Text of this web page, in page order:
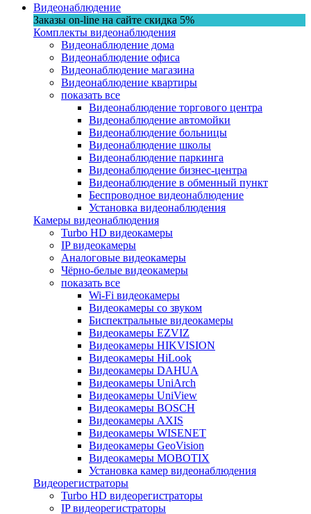
Видеонаблюдение
Заказы on-line на сaйте скидка 5%
Комплекты видеонаблюдения
Видеонаблюдение дома
Видеонаблюдение офиса
Видеонаблюдение магазина
Видеонаблюдение квартиры
показать все
Видеонаблюдение торгового центра
Видеонаблюдение автомойки
Видеонаблюдение больницы
Видеонаблюдение школы
Видеонаблюдение паркинга
Видеонаблюдение бизнес-центра
Видеонаблюдение в обменный пункт
Беспроводное видеонаблюдение
Установка видеонаблюдения
Камеры видеонаблюдения
Turbo HD видеокамеры
IP видеокамеры
Аналоговые видеокамеры
Чёрно-белые видеокамеры
показать все
Wi-Fi видеокамеры
Видеокамеры со звуком
Биспектральные видеокамеры
Видеокамеры EZVIZ
Видеокамеры HIKVISION
Видеокамеры HiLook
Видеокамеры DAHUA
Видеокамеры UniArch
Видеокамеры UniView
Видеокамеры BOSCH
Видеокамеры AXIS
Видеокамеры WISENET
Видеокамеры GeoVision
Видеокамеры MOBOTIX
Установка камер видеонаблюдения
Видеорегистраторы
Turbo HD видеорегистраторы
IP видеорегистраторы